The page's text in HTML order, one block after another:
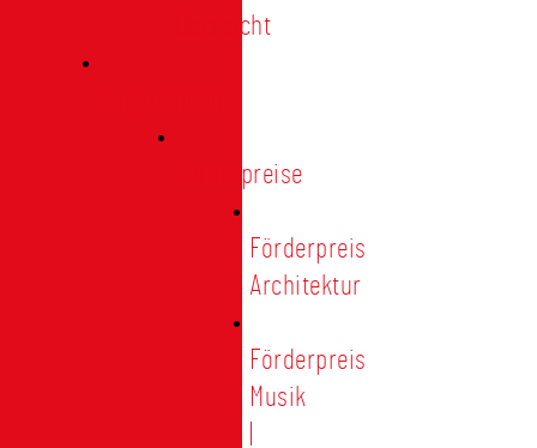
Übersicht
Förderpreise
Förderpreis
Architektur
Förderpreis
Musik